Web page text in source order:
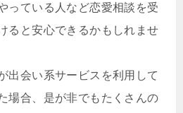
っている人など恋愛相談を受
ると安心できるかもしれませ
出会い系サービスを利用して
場合、是が非でもたくさんの